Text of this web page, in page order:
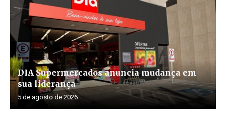
DIA Supermercados anuncia mudança em
sua liderança
5 de agosto de 2026